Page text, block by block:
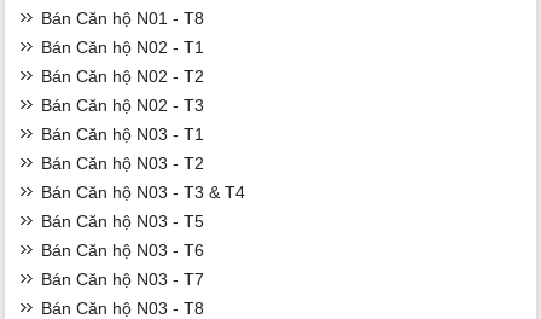
Bán Căn hộ N01 - T8
Bán Căn hộ N02 - T1
Bán Căn hộ N02 - T2
Bán Căn hộ N02 - T3
Bán Căn hộ N03 - T1
Bán Căn hộ N03 - T2
Bán Căn hộ N03 - T3 & T4
Bán Căn hộ N03 - T5
Bán Căn hộ N03 - T6
Bán Căn hộ N03 - T7
Bán Căn hộ N03 - T8